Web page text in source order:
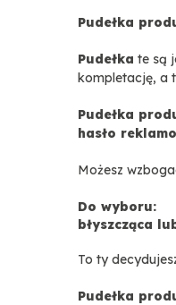
Pudełka
Pudełka te są
kompletację, a
Pudełka
hasło
Możesz
Do wyboru:
błyszcząca
To ty
Pudełka